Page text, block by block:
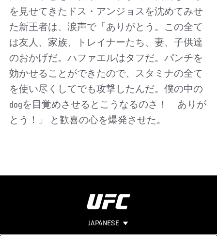
を見せてきたドス・アンジョスを沈めてみせ
た新王者は、涙声で「ありがとう。この全て
は友人、家族、トレイナーたち、妻、子供達
のおかげだ。ハファエルはタフだ。パンチを
効かせることができたので、スタミナの全て
を使い尽くしてでも攻撃したんだ。僕の中の
dogを目覚めさせるとこうなるのさ！ ありが
とう！」 と歓喜の心を爆発させた。
JAPANESE